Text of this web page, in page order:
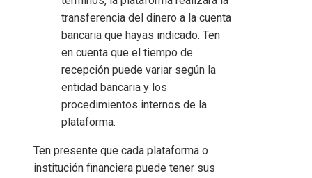
transferencia del dinero a la cuenta
bancaria que hayas indicado. Ten
en cuenta que el tiempo de
recepción puede variar según la
entidad bancaria y los
procedimientos internos de la
plataforma.
Ten presente que cada plataforma o
institución financiera puede tener sus